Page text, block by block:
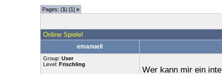
Pages: (1) [1] »
Online Spiele!
emanuell
Group: User
Level: Frischling
Wer kann mir ein